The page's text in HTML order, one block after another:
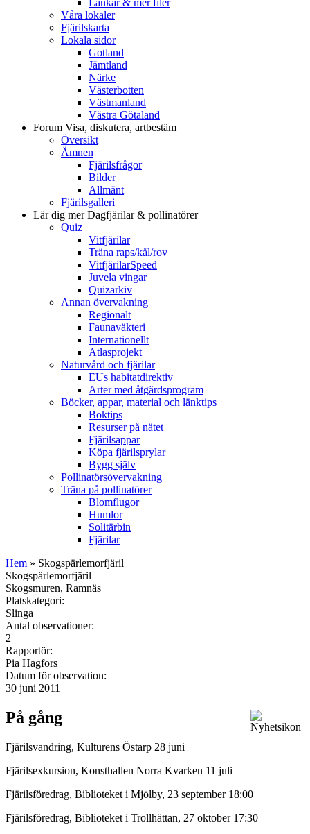
Våra lokaler
Fjärilskarta
Lokala sidor
Gotland
Jämtland
Närke
Västerbotten
Västmanland
Västra Götaland
Forum Visa, diskutera, artbestäm
Översikt
Ämnen
Fjärilsfrågor
Bilder
Allmänt
Fjärilsgalleri
Lär dig merDagfjärilar & pollinatörer
Quiz
Vitfjärilar
Träna raps/kål/rov
VitfjärilarSpeed
Juvela vingar
Quizarkiv
Annan övervakning
Regionalt
Faunaväkteri
Internationellt
Atlasprojekt
Naturvård och fjärilar
EUs habitatdirektiv
Arter med åtgärdsprogram
Böcker, appar, material och länktips
Boktips
Resurser på nätet
Fjärilsappar
Köpa fjärilsprylar
Bygg själv
Pollinatörsövervakning
Träna på pollinatörer
Blomflugor
Humlor
Solitärbin
Fjärilar
Hem » Skogspärlemorfjäril
Skogspärlemorfjäril
Skogsmuren, Ramnäs
Platskategori:
Slinga
Antal observationer:
2
Rapportör:
Pia Hagfors
Datum för observation:
30 juni 2011
På gång
Fjärilsvandring, Kulturens Östarp 28 juni
Fjärilsexkursion, Konsthallen Norra Kvarken 11 juli
Fjärilsföredrag, Biblioteket i Mjölby, 23 september 18:00
Fjärilsföredrag, Biblioteket i Trollhättan, 27 oktober 17:30